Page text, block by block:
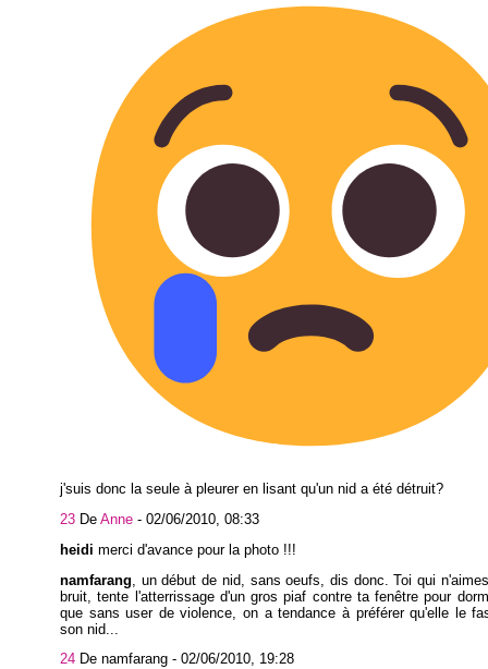
j'suis donc la seule à pleurer en lisant qu'un nid a été détruit?
23 De Anne - 02/06/2010, 08:33
heidi merci d'avance pour la photo !!!
namfarang , un début de nid, sans oeufs, dis donc. Toi qui
bruit, tente l'atterrissage d'un gros piaf contre ta fenêtre pour
que sans user de violence, on a tendance à préférer qu'elle le
son nid...
24 De namfarang - 02/06/2010, 19:28